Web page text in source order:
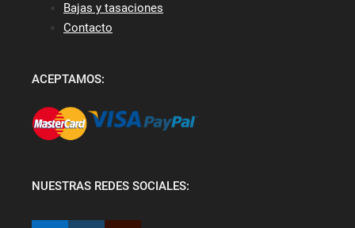
Bajas y tasaciones
Contacto
ACEPTAMOS:
NUESTRAS REDES SOCIALES: